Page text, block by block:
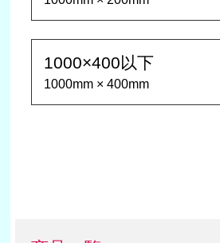
1000×400以下
1000mm × 400mm